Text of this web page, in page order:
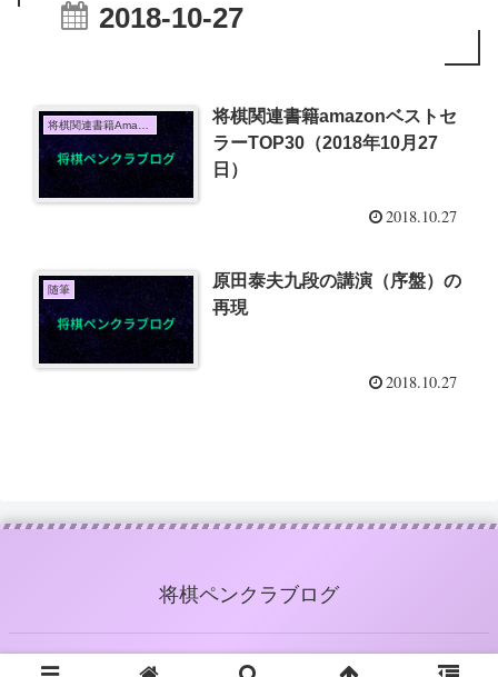
2018-10-27
将棋関連書籍amazonベストセ
ラーTOP30（2018年10月27
日）
2018.10.27
随筆
原田泰夫九段の講演（序盤）の
再現
2018.10.27
将棋ペンクラブログ